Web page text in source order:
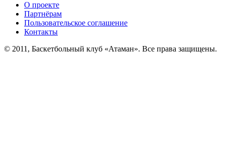
О проекте
Партнёрам
Пользовательское соглашение
Контакты
© 2011, Баскетбольный клуб «Атаман». Все права защищены.